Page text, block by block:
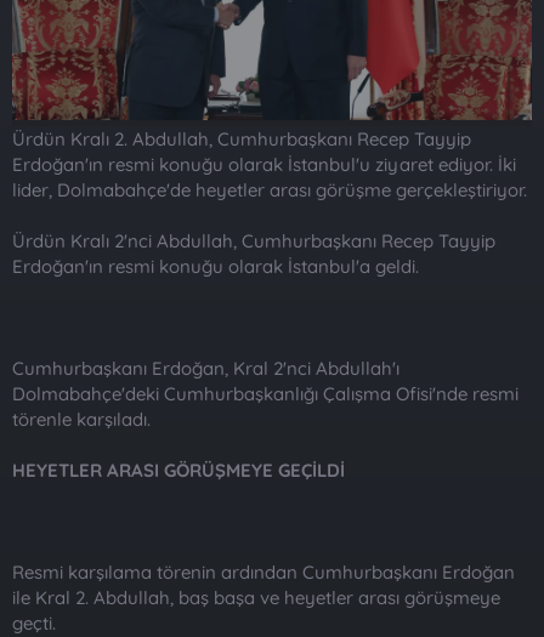
Ürdün Kralı 2. Abdullah, Cumhurbaşkanı Recep Tayyip
Erdoğan'ın resmi konuğu olarak İstanbul'u ziyaret ediyor. İki
lider, Dolmabahçe'de heyetler arası görüşme gerçekleştiriyor.
Ürdün Kralı 2'nci Abdullah, Cumhurbaşkanı Recep Tayyip
Erdoğan'ın resmi konuğu olarak İstanbul'a geldi.
Cumhurbaşkanı Erdoğan, Kral 2'nci Abdullah'ı
Dolmabahçe'deki Cumhurbaşkanlığı Çalışma Ofisi'nde resmi
törenle karşıladı.
HEYETLER ARASI GÖRÜŞMEYE GEÇİLDİ
Resmi karşılama törenin ardından Cumhurbaşkanı Erdoğan
ile Kral 2. Abdullah, baş başa ve heyetler arası görüşmeye
geçti.